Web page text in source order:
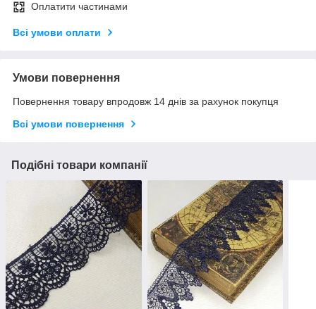
Оплатити частинами
Всі умови оплати
Умови повернення
Повернення товару впродовж 14 днів за рахунок покупця
Всі умови повернення
Подібні товари компанії